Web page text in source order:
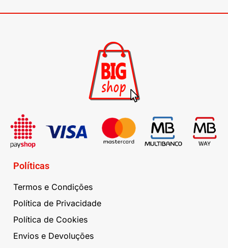
Políticas
Termos e Condições
Política de Privacidade
Política de Cookies
Envios e Devoluções